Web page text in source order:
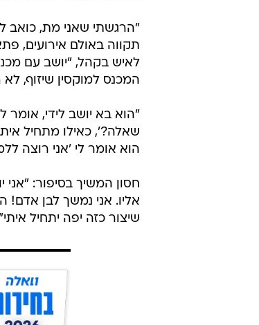
"הרגשתי שאני מת, כואב
תקווה באולם אירועים,
המכנס למוקסין שיזוף,
"הוא בא יושב לידי, אומר
שאלה?', כאילו מתחיל
הוא אומר לי 'אני רוצה
חסון המשיך בסיפור: "אני
אליו. אני נמשך לבן אדם!
שיצור כזה יפה יתחיל